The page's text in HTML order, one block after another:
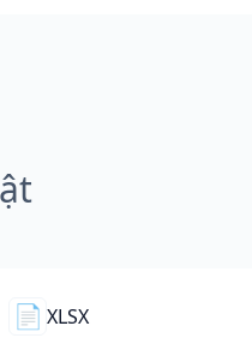
📄 XLSX